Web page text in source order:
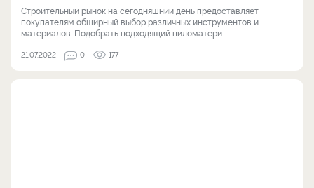
Строительный рынок на сегодняшний день предоставляет
покупателям обширный выбор различных инструментов и
материалов. Подобрать подходящий пиломатери...
21.07.2022 0 177